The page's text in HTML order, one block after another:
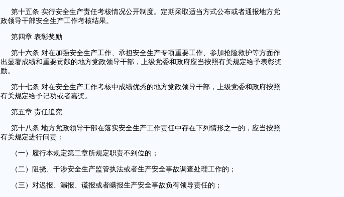
第十五条 实行安全生产责任考核情况公开制度。定期采取适当方式公布或者通报地方党
政领导干部安全生产工作考核结果。
第四章 表彰奖励
第十六条 对在加强安全生产工作、承担安全生产专项重要工作、参加抢险救护等方面作
出显著成绩和重要贡献的地方党政领导干部，上级党委和政府应当按照有关规定给予表彰奖
励。
第十七条 对在安全生产工作考核中成绩优秀的地方党政领导干部，上级党委和政府按照
有关规定给予记功或者嘉奖。
第五章 责任追究
第十八条 地方党政领导干部在落实安全生产工作责任中存在下列情形之一的，应当按照
有关规定进行问责：
（一）履行本规定第二章所规定职责不到位的；
（二）阻挠、干涉安全生产监管执法或者生产安全事故调查处理工作的；
（三）对迟报、漏报、谎报或者瞒报生产安全事故负有领导责任的；